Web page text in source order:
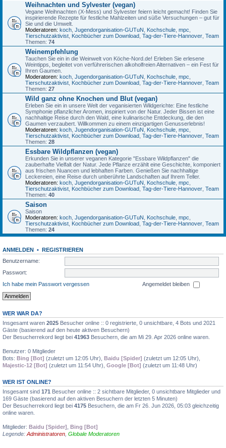
Weihnachten und Sylvester (vegan)
Vegane Weihnachten (X-Mess) und Sylvester feiern leicht gemacht! Finden Sie
inspirierende Rezepte für festliche Mahlzeiten und süße Versuchungen – gut für
Sie und die Umwelt.
Moderatoren: koch Jugendorganisation-GUTuN Kochschule mpc
Tierschutzaktivist Kochbücher zum Download Tag-der-Tiere-Hannover Team
Themen: 74
Weinempfehlung
Tauchen Sie ein in die Weinwelt von Köche-Nord.de! Erleben Sie erlesene
Weintipps, begleitet von verführerischen alkoholfreien Alternativen – ein Fest für
Ihren Gaumen.
Moderatoren: koch Jugendorganisation-GUTuN Kochschule mpc
Tierschutzaktivist Kochbücher zum Download Tag-der-Tiere-Hannover Team
Themen: 27
Wild ganz ohne Knochen und Blut (vegan)
Erleben Sie ein in unsere Welt der veganisierten Wildgerichte: Eine festliche
Symphonie pflanzlicher Aromen, inspiriert von der Natur. Jeder Bissen ist eine
nachhaltige Reise durch den Wald, eine kulinarische Entdeckung, die den
Gaumen verzaubert. Willkommen zu einem einzigartigen Genusserlebnis!
Moderatoren: koch Jugendorganisation-GUTuN Kochschule mpc
Tierschutzaktivist Kochbücher zum Download Tag-der-Tiere-Hannover Team
Themen: 28
Essbare Wildpflanzen (vegan)
Erkunden Sie in unserer veganen Kategorie "Essbare Wildpflanzen" die
zauberhafte Vielfalt der Natur. Jede Pflanze erzählt eine Geschichte, komponiert
aus frischen Nuancen und lebhaften Farben. Genießen Sie nachhaltige
Leckereien, eine Reise durch unberührte Landschaften auf Ihrem Teller.
Moderatoren: koch Jugendorganisation-GUTuN Kochschule mpc
Tierschutzaktivist Kochbücher zum Download Tag-der-Tiere-Hannover Team
Themen: 40
Saison
Saison
Moderatoren: koch Jugendorganisation-GUTuN Kochschule mpc
Tierschutzaktivist Kochbücher zum Download Tag-der-Tiere-Hannover Team
Themen: 24
ANMELDEN • REGISTRIEREN
Benutzername:
Passwort:
Ich habe mein Passwort vergessen
Angemeldet bleiben
WER WAR DA?
Insgesamt waren 2025 Besucher online :: 0 registrierte, 0 unsichtbare, 4 Bots und 2021
Gäste (basierend auf den heute aktiven Besuchern)
Der Besucherrekord liegt bei 41963 Besuchern, die am Mi 29. Apr 2026 online waren.
Benutzer: 0 Mitglieder
Bots: Bing [Bot] (zuletzt um 12:05 Uhr), Baidu [Spider] (zuletzt um 12:05 Uhr),
Majestic-12 [Bot] (zuletzt um 11:54 Uhr), Google [Bot] (zuletzt um 11:48 Uhr)
WER IST ONLINE?
Insgesamt sind 171 Besucher online :: 2 sichtbare Mitglieder, 0 unsichtbare Mitglieder und
169 Gäste (basierend auf den aktiven Besuchern der letzten 5 Minuten)
Der Besucherrekord liegt bei 4175 Besuchern, die am Fr 26. Jun 2026, 05:03 gleichzeitig
online waren.
Mitglieder: Baidu [Spider] Bing [Bot]
Legende: Administratoren Globale Moderatoren